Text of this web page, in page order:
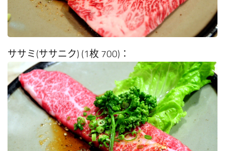
ササミ(ササニク) (1枚 700)：